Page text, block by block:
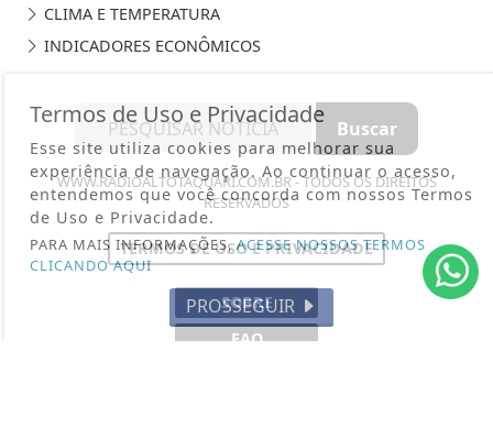
CLIMA E TEMPERATURA
INDICADORES ECONÔMICOS
WWW.RADIOALTOTAQUARI.COM.BR - TODOS OS DIREITOS
RESERVADOS
TERMOS DE USO E PRIVACIDADE
SOBRE
FAQ
Termos de Uso e Privacidade
Esse site utiliza cookies para melhorar sua
experiência de navegação. Ao continuar o acesso,
entendemos que você concorda com nossos Termos
de Uso e Privacidade.
PARA MAIS INFORMAÇÕES,ACESSE NOSSOS TERMOS
CLICANDO AQUI
PROSSEGUIR